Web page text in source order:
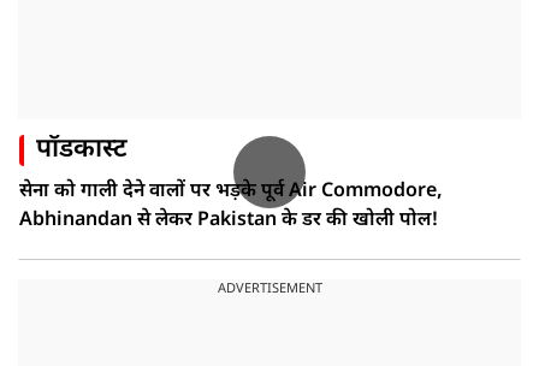
पॉडकास्ट
सेना को गाली देने वालों पर भड़के पूर्व Air Commodore,
Abhinandan से लेकर Pakistan के डर की खोली पोल!
ADVERTISEMENT